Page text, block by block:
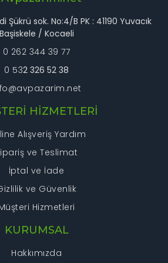
farklı alternatifler olmalı.
Gönder
Şükrü sok. No:4/B PK : 41190 Yuvacık
Başiskele / Kocaeli
0 262 344 39 77
0 532 326 52 38
HİZMETLERİ
Alışveriş Yardım
ve Teslimat
İptal ve İade
ve Güvenlik
Hizmetleri
KURUMSAL
Hakkımızda